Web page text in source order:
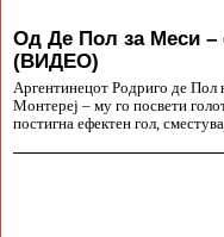
Од Де Пол за Меси –
(ВИДЕО)
Аргентинецот Родриго де Пол
Монтереј – му го посвети
постигна ефектен гол,